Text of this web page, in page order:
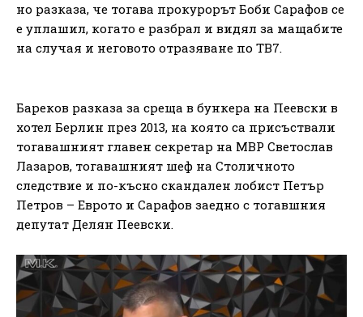
но разказа, че тогава прокурорът Боби Сарафов се
е уплашил, когато е разбрал и видял за мащабите
на случая и неговото отразяване по ТВ7.
Бареков разказа за среща в бункера на Пеевски в
хотел Берлин през 2013, на която са присъствали
тогавашният главен секретар на МВР Светослав
Лазаров, тогавашният шеф на Столичното
следствие и по-късно скандален лобист Петър
Петров – Еврото и Сарафов заедно с тогавшния
депутат Делян Пеевски.